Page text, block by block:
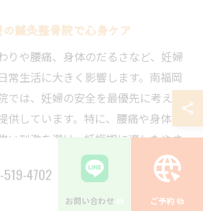
鍼灸整骨院で心身ケア
りや腰痛、身体のだるさなど、妊婦
常生活に大きく影響します。南福岡
では、妊婦の安全を最優先に考えた
供しています。特に、腰痛や身体の
い刺激を避け、妊娠期に適したやさ
身のバランスを整えます。
のは、安心して施術を受けられる環
では、女性特有の身体状態や妊娠中
4702
お問い合わせ ご予約